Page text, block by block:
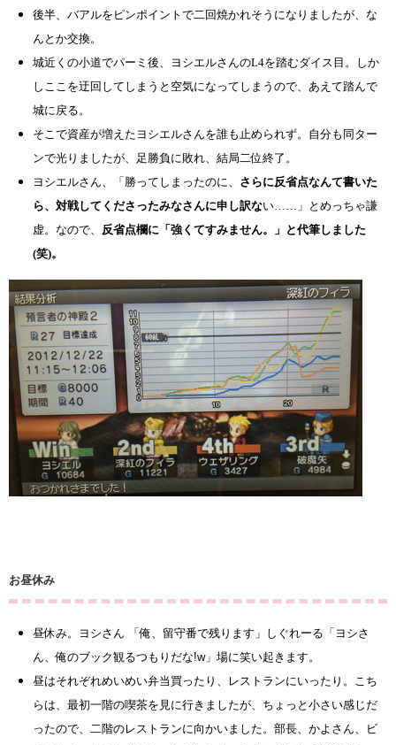
後半、バアルをピンポイントで二回焼かれそうになりましたが、な
んとか交換。
城近くの小道でパーミ後、ヨシエルさんのL4を踏むダイス目。しか
しここを迂回してしまうと空気になってしまうので、あえて踏んで
城に戻る。
そこで資産が増えたヨシエルさんを誰も止められず。自分も同ター
ンで光りましたが、足勝負に敗れ、結局二位終了。
ヨシエルさん、「勝ってしまったのに、 さらに反省点なんて書いた
ら、対戦してくださったみなさんに申し訳ない……」とめっちゃ謙
虚。なので、 反省点欄に「強くてすみません。」と代筆しました
(笑)。
お昼休み
昼休み。 ヨシさん 「俺、留守番で残ります」 しぐれーる「ヨシさ
ん、俺のブック観るつもりだな!w」場に笑い起きます。
昼はそれぞれめいめい弁当買ったり、レストランにいったり。 こち
らは、最初一階の喫茶を見に行きましたが、ちょっと小さい感じだ
ったので、二階のレストランに向かいました。部長、かよさん、ビ